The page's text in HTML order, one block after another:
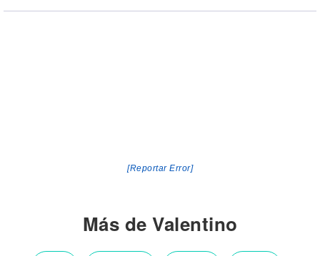
[Reportar Error]
Más de Valentino